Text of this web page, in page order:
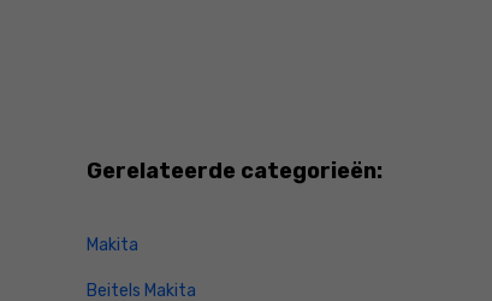
Gerelateerde categorieën:
Makita
Beitels Makita